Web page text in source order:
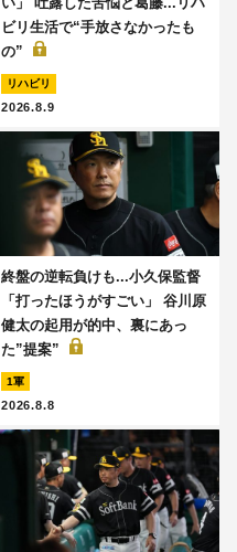
ビリ生活で“手放さなかったも
の”
リハビリ
2026.8.9
終盤の逆転負けも...小久保監督
「打ったほうがすごい」 谷川原
健太の起用が的中、裏にあっ
た”提案”
1軍
2026.8.8